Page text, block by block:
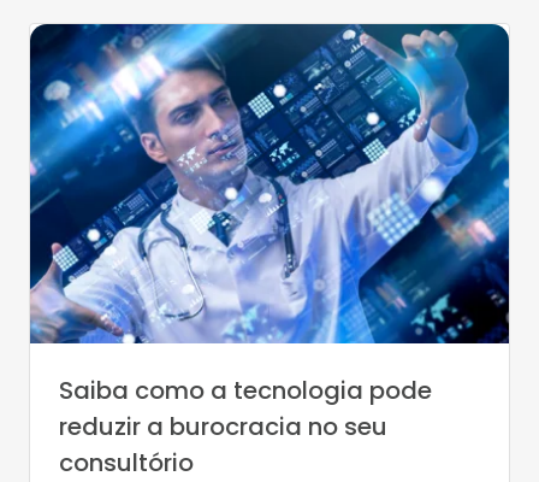
Saiba como a tecnologia pode
reduzir a burocracia no seu
consultório